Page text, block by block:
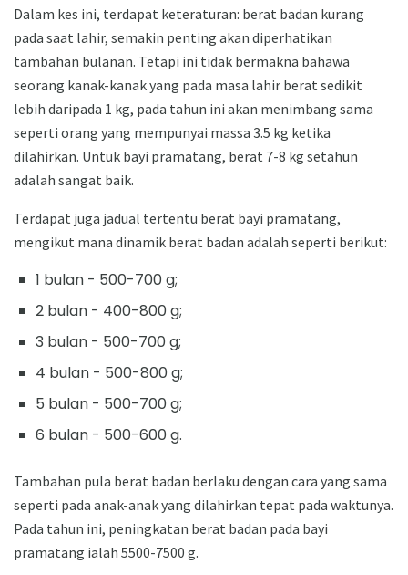
Dalam kes ini, terdapat keteraturan: berat badan kurang
pada saat lahir, semakin penting akan diperhatikan
tambahan bulanan. Tetapi ini tidak bermakna bahawa
seorang kanak-kanak yang pada masa lahir berat sedikit
lebih daripada 1 kg, pada tahun ini akan menimbang sama
seperti orang yang mempunyai massa 3.5 kg ketika
dilahirkan. Untuk bayi pramatang, berat 7-8 kg setahun
adalah sangat baik.
Terdapat juga jadual tertentu berat bayi pramatang,
mengikut mana dinamik berat badan adalah seperti berikut:
1 bulan - 500-700 g;
2 bulan - 400-800 g;
3 bulan - 500-700 g;
4 bulan - 500-800 g;
5 bulan - 500-700 g;
6 bulan - 500-600 g.
Tambahan pula berat badan berlaku dengan cara yang sama
seperti pada anak-anak yang dilahirkan tepat pada waktunya.
Pada tahun ini, peningkatan berat badan pada bayi
pramatang ialah 5500-7500 g.